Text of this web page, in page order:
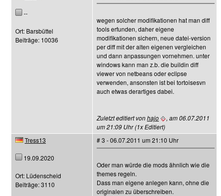
--
Ort: Barsbüttel
Beiträge: 10036
wegen solcher modifikationen hat man diff
tools erfunden, daher eigene
modifikationen sichern, neue datei-version
per diff mit der alten eigenen vergleichen
und dann anpassungen vornehmen. unter
windows kann man z.b. die buildin diff
viewer von netbeans oder eclipse
verwenden, ansonsten ist bei tortoisesvn
auch etwas derartiges dabei.
Zuletzt editiert vonhajo
, am 06.07.2011
um 21:09 Uhr (1x Editiert)
Tress13
19.09.2020
Ort: Lüdenscheid
Beiträge: 3110
# 3 - 06.07.2011 um 21:10 Uhr
Oder man würde die mods ähnlich wie die
themes regeln.
Dass man eigene anlegen kann, ohne die
originalen zu überschreiben.